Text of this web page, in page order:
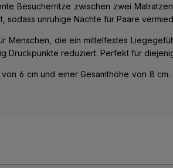
Besucherritze zwischen zwei
unruhige Nächte für Paare
Menschen, die ein mittelfestes
Druckpunkte reduziert. Perfekt für
6 cm und einer Gesamthöhe von 8